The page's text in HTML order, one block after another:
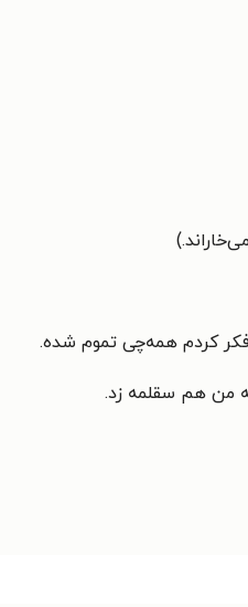
کردم همه‌چی تموم شده.
من هم سقلمه زد.